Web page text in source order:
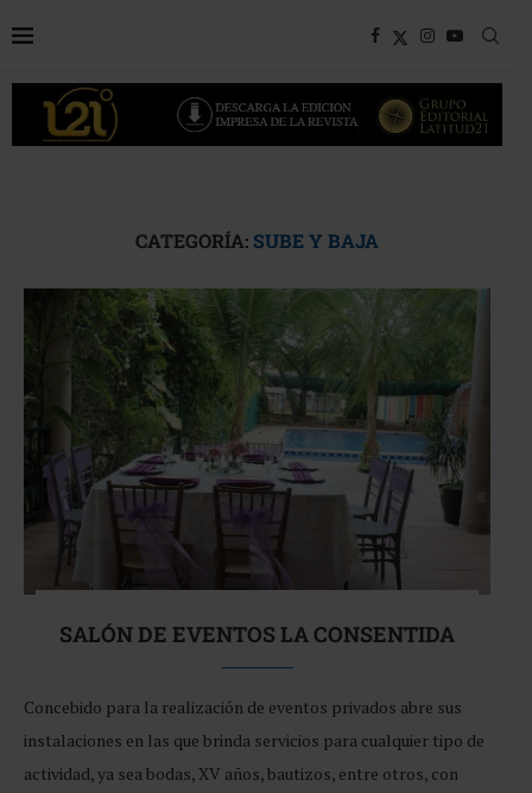
CATEGORÍA: SUBE Y BAJA
SALÓN DE EVENTOS LA CONSENTIDA
Concebido para la realización de eventos privados abre sus
instalaciones en las que brinda servicios para cualquier tipo de
actividad, ya sea bodas, XV años, bautizos, entre otros, con